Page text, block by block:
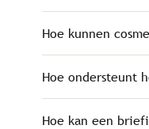
Hoe kunnen
Hoe ondersteunt
Hoe kan een